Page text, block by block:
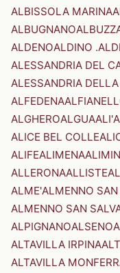
ALBISSOLA MARINA
ALBUGNANO
ALDENOALDINO
ALESSANDRIA DEL
ALESSANDRIA
ALFEDENA
ALGHEROALGUAALI'
ALICE BEL COLLE
ALIFEALIMENA
ALLERONAALLISTE
ALME'ALMENNO
ALMENNO SAN
ALPIGNANOALSENO
ALTAVILLA IRPINA
ALTAVILLA